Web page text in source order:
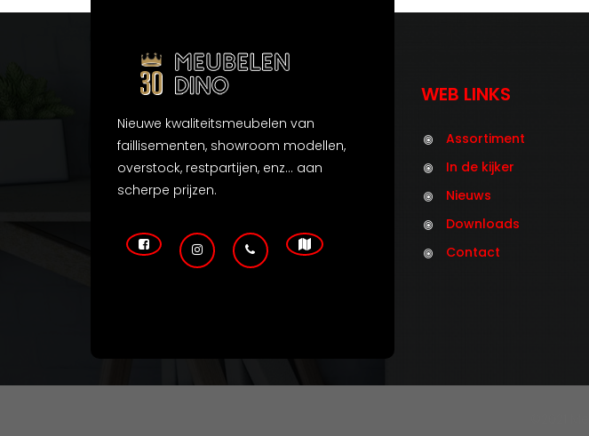
Nieuwe kwaliteitsmeubelen van
faillisementen, showroom modellen,
overstock, restpartijen, enz... aan
scherpe prijzen.
WEB LINKS
Assortiment
In de kijker
Nieuws
Downloads
Contact